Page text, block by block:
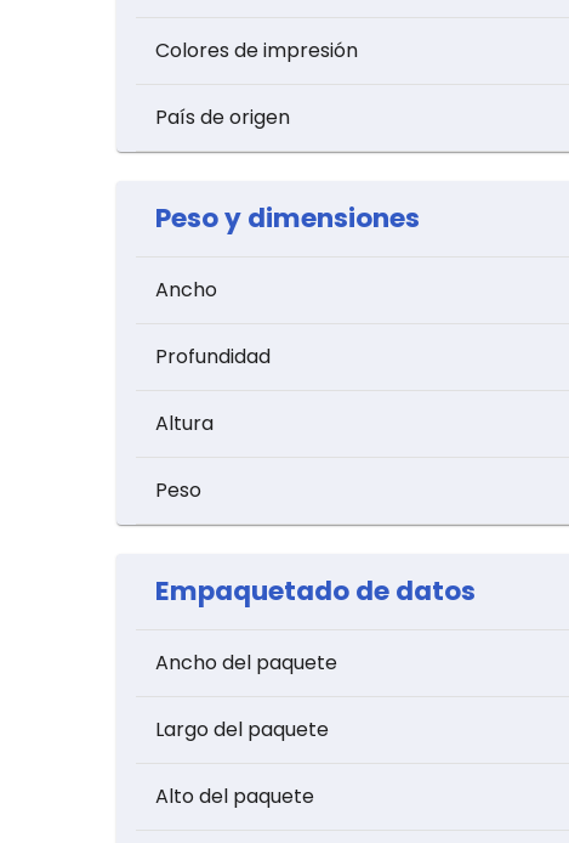
Colores de impresión
País de origen
Peso y dimensiones
Ancho
Profundidad
Altura
Peso
Empaquetado de datos
Ancho del paquete
Largo del paquete
Alto del paquete